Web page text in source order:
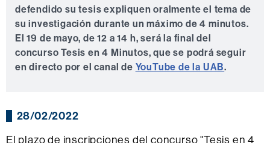
defendido su tesis expliquen oralmente el tema de
su investigación durante un máximo de 4 minutos.
El 19 de mayo, de 12 a 14 h, será la final del
concurso Tesis en 4 Minutos, que se podrá seguir
en directo por el canal de YouTube de la UAB.
28/02/2022
El plazo de inscripciones del concurso "Tesis en 4